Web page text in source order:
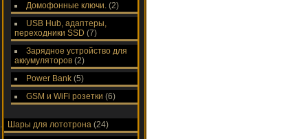
Домофонные ключи. (2)
USB Hub, адаптеры,
переходники SSD (7)
Зарядное устройство для
аккумуляторов (2)
Power Bank (5)
GSM и WiFi розетки (6)
Шары для лототрона (24)